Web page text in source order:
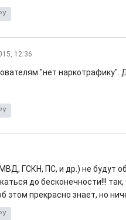
12:36
"нет наркотрафику".
ГСКН, ПС, и др.) не будут
до бесконечности!!!
этом прекрасно знает, но